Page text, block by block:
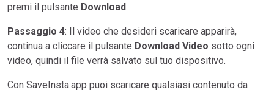
premi il pulsante Download.
Passaggio 4: Il video che desideri scaricare apparirà,
continua a cliccare il pulsante Download Video sotto ogni
video, quindi il file verrà salvato sul tuo dispositivo.
Con SaveInsta.app puoi scaricare qualsiasi contenuto da